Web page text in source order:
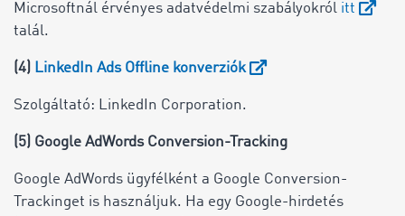
Microsoftnál érvényes adatvédelmi szabályokról itt
talál.
(4) LinkedIn Ads Offline konverziók
Szolgáltató: LinkedIn Corporation.
(5) Google AdWords Conversion-Tracking
Google AdWords ügyfélként a Google Conversion-
Trackinget is használjuk. Ha egy Google-hirdetés